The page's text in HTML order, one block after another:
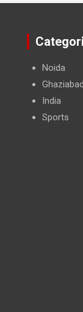
Noida
Ghaziabad
India
Sports